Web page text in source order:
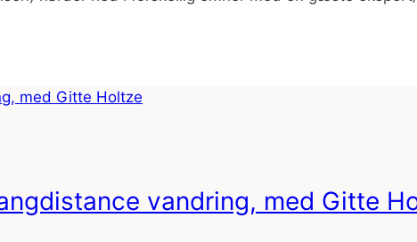
vandring, med Gitte